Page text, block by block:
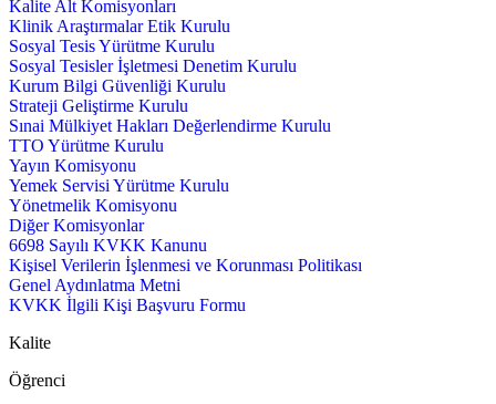
Kalite Alt Komisyonları
Klinik Araştırmalar Etik Kurulu
Sosyal Tesis Yürütme Kurulu
Sosyal Tesisler İşletmesi Denetim Kurulu
Kurum Bilgi Güvenliği Kurulu
Strateji Geliştirme Kurulu
Sınai Mülkiyet Hakları Değerlendirme Kurulu
TTO Yürütme Kurulu
Yayın Komisyonu
Yemek Servisi Yürütme Kurulu
Yönetmelik Komisyonu
Diğer Komisyonlar
6698 Sayılı KVKK Kanunu
Kişisel Verilerin İşlenmesi ve Korunması Politikası
Genel Aydınlatma Metni
KVKK İlgili Kişi Başvuru Formu
Kalite
Öğrenci